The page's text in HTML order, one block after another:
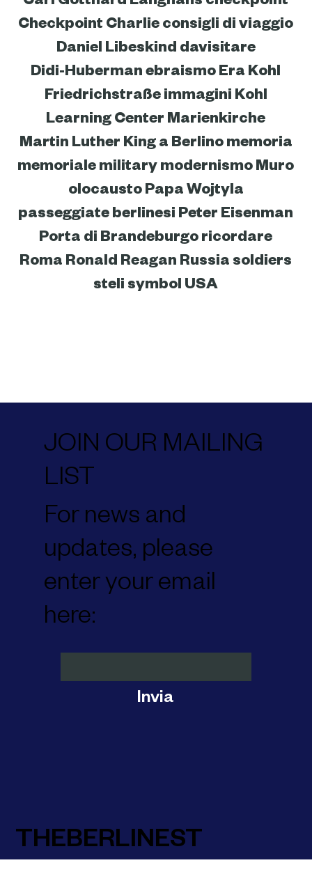
bordersarchiberlinarchitettura
Carl Gotthard Langhanscheckpoint
Checkpoint Charlieconsigli di viaggio
Daniel Libeskinddavisitare
Didi-Huberman ebraismoEra Kohl
FriedrichstraßeimmaginiKohl
Learning CenterMarienkirche
Martin Luther King a Berlinomemoria
memorialemilitarymodernismoMuro
olocaustoPapa Wojtyla
passeggiate berlinesi Peter Eisenman
Porta di Brandeburgoricordare
For news and
updates, please
JOIN OUR MAILING
LIST